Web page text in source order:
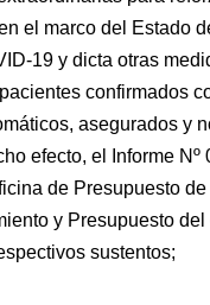
el marco del Estado
19 y dicta otras
confirmados
asegurados y
efecto, el Informe Nº
de Presupuesto
y Presupuesto del
sustentos;